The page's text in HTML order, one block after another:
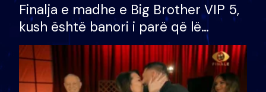
Finalja e madhe e Big Brother VIP 5,
kush është banori i parë që lë
shtëpinë dhe humb mundësinë për
të fituar çmimin e madh